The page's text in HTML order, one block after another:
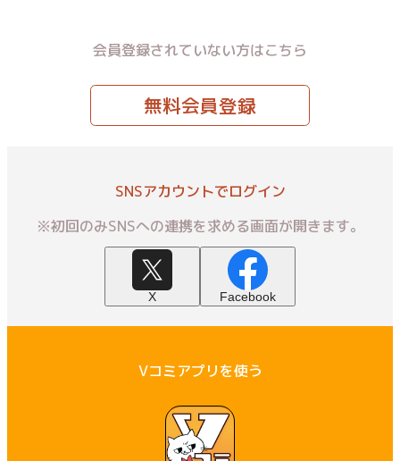
会員登録されていない方はこちら
無料会員登録
SNSアカウントでログイン
※初回のみSNSへの連携を求める画面が開きます。
X Facebook
Vコミアプリを使う